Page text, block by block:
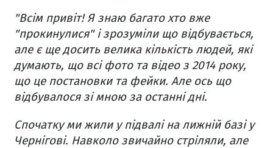
"Всім привіт! Я знаю багато хто вже
"прокинулися" і зрозуміли що відбувається,
але є ще досить велика кількість людей, які
думають, що всі фото та відео з 2014 року,
що це постановки та фейки. Але ось що
відбувалося зі мною за останні дні.
Спочатку ми жили у підвалі на лижній базі у
Чернігові. Навколо звичайно стріляли, але